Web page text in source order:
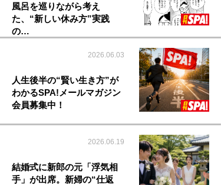
風呂を巡りながら考え
た、“新しい休み方”実践
の…
2026.06.03
人生後半の“賢い生き方”が
わかるSPA!メールマガジン
会員募集中！
2026.06.19
結婚式に新郎の元「浮気相
手」が出席。新婦の“仕返